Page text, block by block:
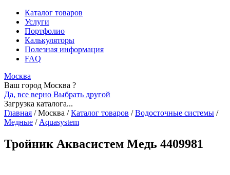
Каталог товаров
Услуги
Портфолио
Калькуляторы
Полезная информация
FAQ
Москва
Ваш город Москва ?
Да, все верно Выбрать другой
Загрузка каталога...
Главная /Москва / Каталог товаров / Водосточные системы /
Медные / Aquasystem
Тройник Аквасистем Медь 4409981